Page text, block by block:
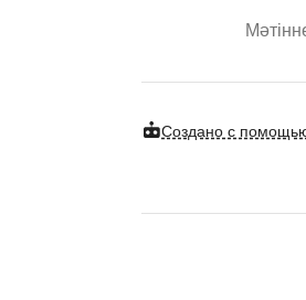
Создано с